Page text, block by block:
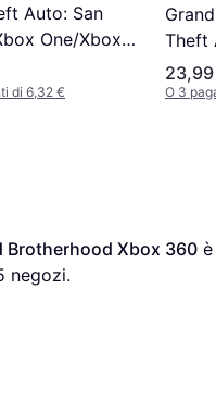
Auto: San
One/Xbox
di 6,32 €
Theft
O 3
Brotherhood Xbox 360 è
negozi.